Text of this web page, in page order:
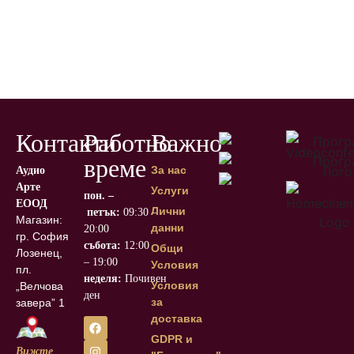
Контакти
Аудио
Арте
ЕООД
Магазин:
гр. София, кв.
Лозенец,
пл.
„Велчова
завера” 1
Вижте
Работно
време
пон. –
петък: 09:30 –
20:00
събота: 12:00
– 19:00
неделя: Почивен
ден
Важно
За нас
Услуги
Лични
данни
Общи
Условия
Условия
за
доставка
GDPR и